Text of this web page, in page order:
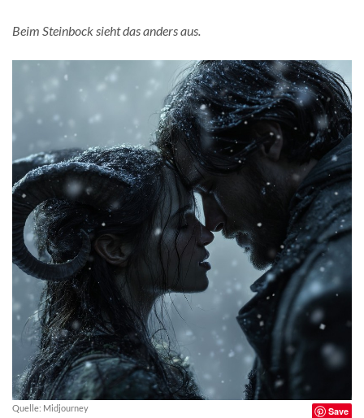
Beim Steinbock sieht das anders aus.
Quelle: Midjourney Save